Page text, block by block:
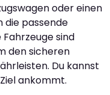
oder einen
die passende
sind
den sicheren
Du kannst
ankommt.